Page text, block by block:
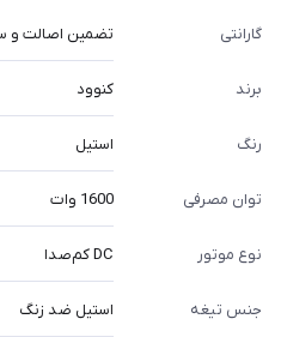
گارانتی تضمین اصالت و
برند کنوود
رنگ استیل
توان مصرفی 1600 وات
نوع موتور DC کم‌صدا
جنس تیغه استیل ضد زنگ